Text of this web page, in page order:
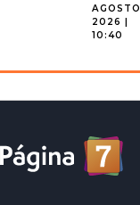
AGOSTO
2026 |
10:40